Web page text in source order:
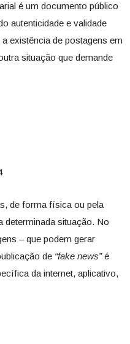
é um documento público
autenticidade e validade
existência de postagens em
situação que demande
de forma física ou pela
determinada situação. No
– que podem gerar
de “fake news”é
da internet, aplicativo,